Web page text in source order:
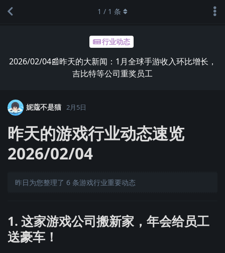
行业动态
2026/02/04📰昨天的大新闻：1月全球手游收入环比增长，
吉比特等公司重奖员工
1 / 1 条
妮蔻不是猫 2月5日
昨天的游戏行业动态速览
2026/02/04
昨日为您整理了 6 条游戏行业重要动态
1. 这家游戏公司搬新家，年会给员工
送豪车！